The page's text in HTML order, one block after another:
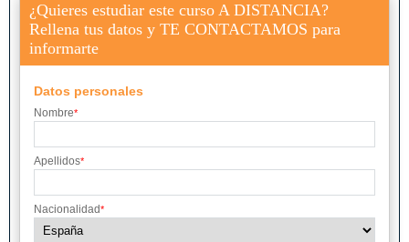
¿Quieres estudiar este curso A DISTANCIA?
Rellena tus datos y TE CONTACTAMOS para
informarte
Datos personales
Nombre*
Apellidos*
Nacionalidad*